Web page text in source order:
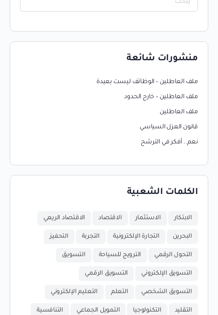
منشورات شائعة
ملف العاطلين – الوظائف ليست بعيدة
ملف العاطلين – خارج الحدود
ملف العاطلين
قانون العزل السياسي
نعم.. أفكر في الترشح
الكلمات الشعبية
الابتكار الاستثمار الاقتصاد الاقتصاد الريعي
البحرين التجارة الإلكترونية التجربة التحفيز
التحول الرقمي الترويج للسياحة التسويق
التسويق الإلكتروني التسويق الرقمي
التسويق الشخصي التعلم التعليم الإلكتروني
التقليد التكنولوجيا التمويل الجماعي التنافسية